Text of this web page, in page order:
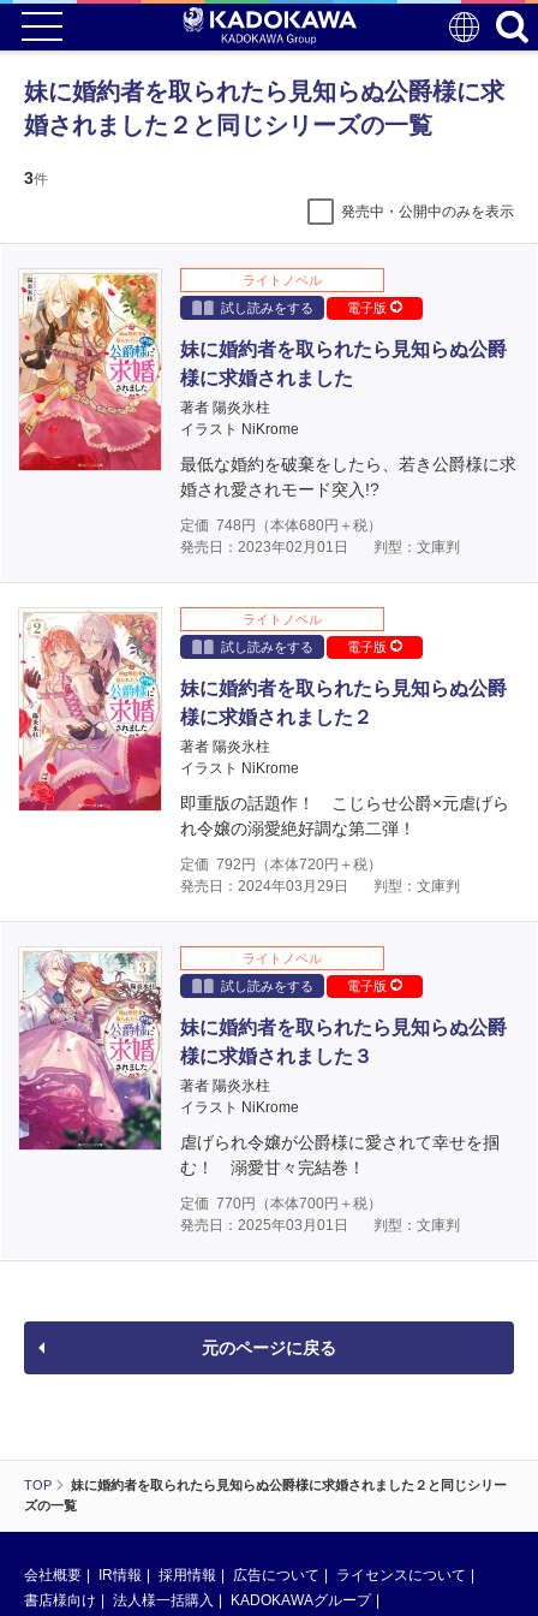
TOP
妹に婚約者を取られたら見知らぬ公爵様に求婚されました２と同じシリー
ズの一覧
妹に婚約者を取られたら見知らぬ公爵様に求
婚されました２と同じシリーズの一覧
3件
発売中・公開中のみを表示
ライトノベル
試し読みをする
電子版
妹に婚約者を取られたら見知らぬ公爵
様に求婚されました
著者 陽炎氷柱
イラスト NiKrome
最低な婚約を破棄をしたら、若き公爵様に求
婚され愛されモード突入!?
定価 748 円（本体680円＋税）
発売日：2023年02月01日
判型：文庫判
ライトノベル
試し読みをする
電子版
妹に婚約者を取られたら見知らぬ公爵
様に求婚されました２
著者 陽炎氷柱
イラスト NiKrome
即重版の話題作！ こじらせ公爵×元虐げら
れ令嬢の溺愛絶好調な第二弾！
定価 792 円（本体720円＋税）
発売日：2024年03月29日
判型：文庫判
ライトノベル
試し読みをする
電子版
妹に婚約者を取られたら見知らぬ公爵
様に求婚されました３
著者 陽炎氷柱
イラスト NiKrome
虐げられ令嬢が公爵様に愛されて幸せを掴
む！ 溺愛甘々完結巻！
定価 770円（本体700円＋税）
発売日：2025年03月01日
判型：文庫判
元のページに戻る
会社概要 IR情報 採用情報 広告について
ライセンスについて
書店様向け
法人様一括購入 KADOKAWAグループ